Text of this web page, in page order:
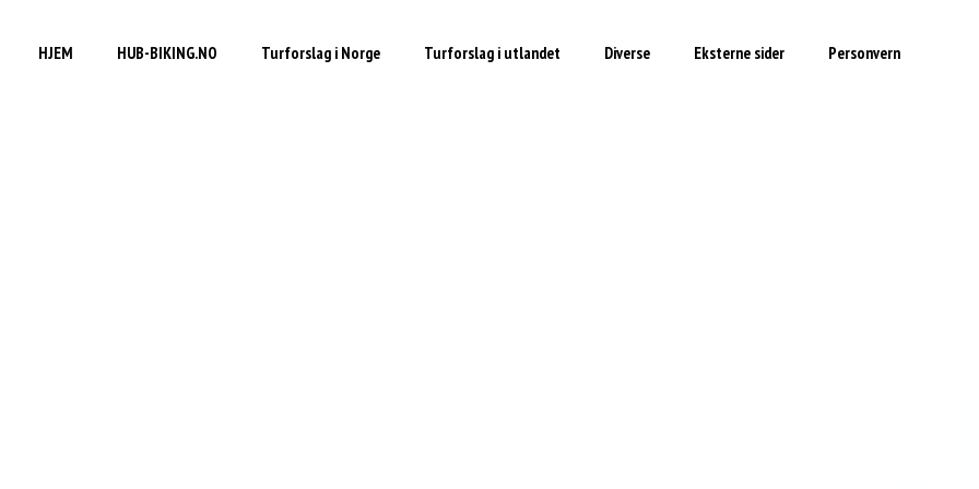
HJEM HUB-BIKING.NO Turforslag i Norge Turforslag i utlandet Diverse Eksterne sider Personvern